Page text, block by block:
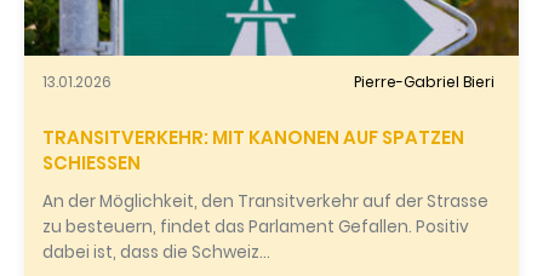
13.01.2026 Pierre-Gabriel Bieri
TRANSITVERKEHR: MIT KANONEN AUF SPATZEN
SCHIESSEN
An der Möglichkeit, den Transitverkehr auf der Strasse
zu besteuern, findet das Parlament Gefallen. Positiv
dabei ist, dass die Schweiz…